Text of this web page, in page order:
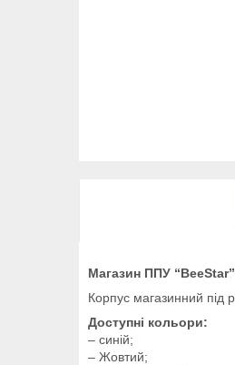
Магазин ППУ
Корпус магазинний під
Доступні кольори:
– синій;
– Жовтий;